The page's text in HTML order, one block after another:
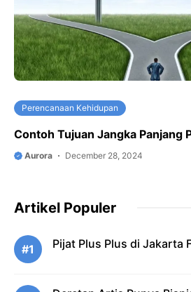
Perencanaan Kehidupan
Contoh Tujuan Jangka Panjang
Aurora December 28, 2024
Artikel Populer
#1 Pijat Plus Plus di Jakarta